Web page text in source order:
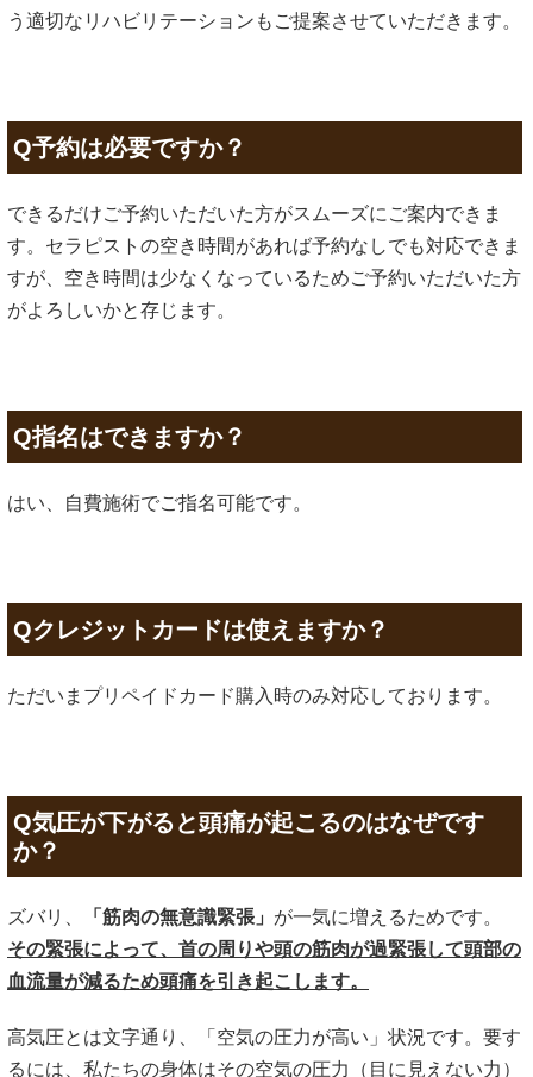
う適切なリハビリテーションもご提案させていただきます。
Q予約は必要ですか？
できるだけご予約いただいた方がスムーズにご案内できま
す。セラピストの空き時間があれば予約なしでも対応できま
すが、空き時間は少なくなっているためご予約いただいた方
がよろしいかと存じます。
Q指名はできますか？
はい、自費施術でご指名可能です。
Qクレジットカードは使えますか？
ただいまプリペイドカード購入時のみ対応しております。
Q気圧が下がると頭痛が起こるのはなぜです
か？
ズバリ、 「筋肉の無意識緊張」 が一気に増えるためです。
その緊張によって、首の周りや頭の筋肉が過緊張して頭部の
血流量が減るため頭痛を引き起こします。
高気圧とは文字通り、「空気の圧力が高い」状況です。要す
るには、私たちの身体はその空気の圧力（目に見えない力）